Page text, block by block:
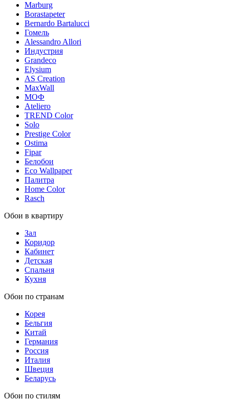
Marburg
Borastapeter
Bernardo Bartalucci
Гомель
Alessandro Allori
Индустрия
Grandeco
Elysium
AS Creation
MaxWall
МОФ
Ateliero
TREND Color
Solo
Prestige Color
Ostima
Fipar
Белобои
Eco Wallpaper
Палитра
Home Color
Rasch
Обои в квартиру
Зал
Коридор
Кабинет
Детская
Спальня
Кухня
Обои по странам
Корея
Бельгия
Китай
Германия
Россия
Италия
Швеция
Беларусь
Обои по стилям